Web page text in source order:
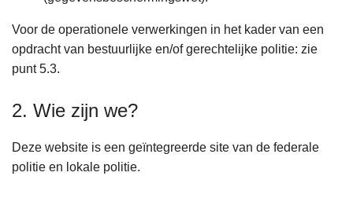
Voor de operationele verwerkingen in het kader van een
opdracht van bestuurlijke en/of gerechtelijke politie: zie
punt 5.3.
2. Wie zijn we?
Deze website is een geïntegreerde site van de federale
politie en lokale politie.